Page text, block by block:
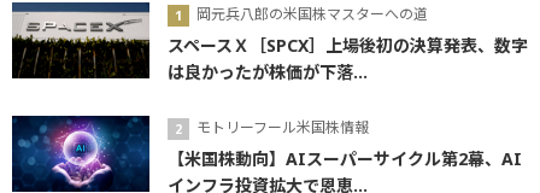
岡元兵八郎の米国株マスターへの道
スペースＸ［SPCX］上場後初の決算発表、数字
は良かったが株価が下落...
モトリーフール米国株情報
【米国株動向】AIスーパーサイクル第2幕、AI
インフラ投資拡大で恩恵...